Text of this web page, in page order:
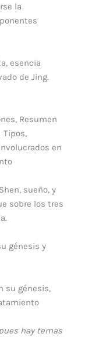
la
esencia
de Jing.
Resumen
Tipos,
en
sueño, y
sobre los tres
génesis y
su génesis,
hay temas